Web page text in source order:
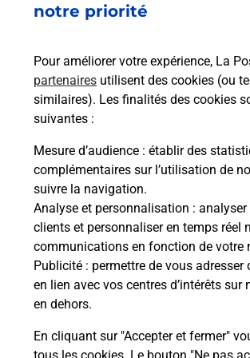
notre priorité
Pour améliorer votre expérience, La
partenaires utilisent des cookies (ou
similaires). Les finalités des cookies
suivantes :
Mesure d’audience : établir des
complémentaires sur l’utilisation de
suivre la navigation.
Analyse et personnalisation :
clients et personnaliser en temps réel
communications en fonction de votre
Publicité : permettre de vous adresser
en lien avec vos centres d’intérêts sur
en dehors.
En cliquant sur "Accepter et fermer"
Boîte aux lettres La Poste
18 Rue De L Ecole
25220 Vaire
Boîte aux Lettres La Poste
Collecte du courrier aujourd'hui à
Rue De La Mairie
25220 Vaire
Le lien s'ouvre dans un nouvel onglet